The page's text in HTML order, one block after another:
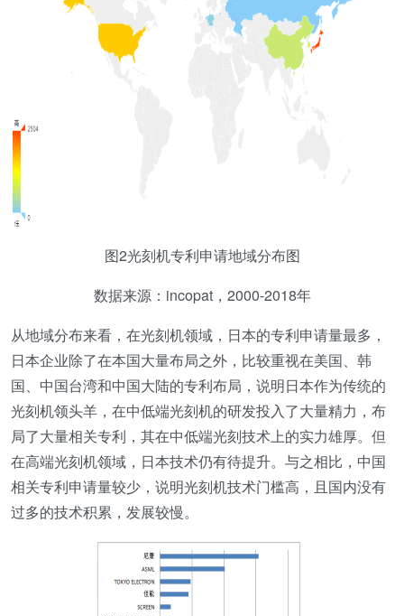
图2光刻机专利申请地域分布图
数据来源：incopat，2000-2018年
从地域分布来看，在光刻机领域，日本的专利申请量最多，
日本企业除了在本国大量布局之外，比较重视在美国、韩
国、中国台湾和中国大陆的专利布局，说明日本作为传统的
光刻机领头羊，在中低端光刻机的研发投入了大量精力，布
局了大量相关专利，其在中低端光刻技术上的实力雄厚。但
在高端光刻机领域，日本技术仍有待提升。与之相比，中国
相关专利申请量较少，说明光刻机技术门槛高，且国内没有
过多的技术积累，发展较慢。